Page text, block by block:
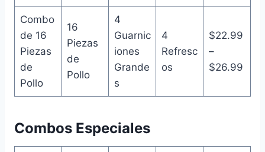
Combo
de 16
Piezas
de
Pollo
16
Piezas
de
Pollo
4
Guarnic
iones
Grande
s
4
Refresc
os
$22.99
–
$26.99
Combos Especiales